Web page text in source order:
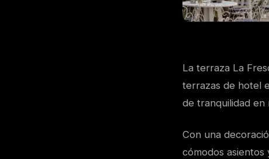
La terraza La
terrazas de hotel
de tranquilidad en
Con una
cómodos